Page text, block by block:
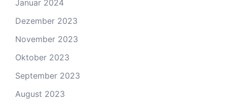
Januar 2024
Dezember 2023
November 2023
Oktober 2023
September 2023
August 2023